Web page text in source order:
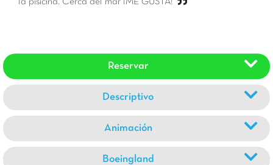
Reservar
Descriptivo
Animación
Boeingland